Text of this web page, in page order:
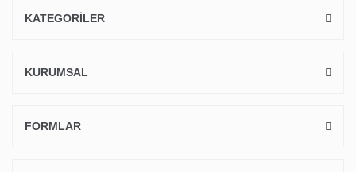
KATEGORİLER
KURUMSAL
FORMLAR